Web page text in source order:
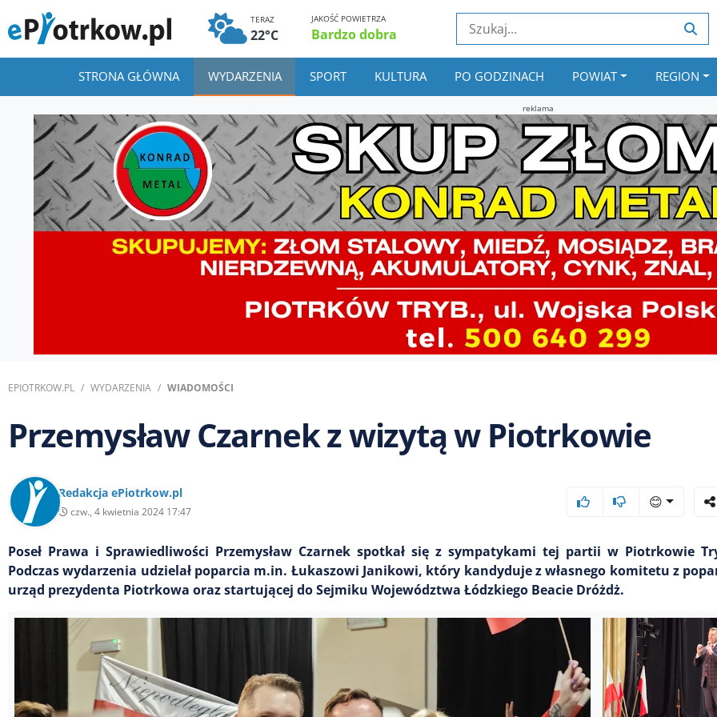
TERAZ
22°C
JAKOŚĆ POWIETRZA
Bardzo dobra
STRONA GŁÓWNA WYDARZENIA SPORT KULTURA PO GODZINACH POWIAT REGION
reklama
EPIOTRKOW.PL WYDARZENIA WIADOMOŚCI
Przemysław Czarnek z wizytą w Piotrkowie
Redakcja ePiotrkow.pl
czw., 4 kwietnia 2024 17:47
😊
Poseł Prawa i Sprawiedliwości Przemysław Czarnek spotkał się z sympatykami tej partii w Piotrkowie
Podczas wydarzenia udzielał poparcia m.in. Łukaszowi Janikowi, który kandyduje z własnego komitetu z
urząd prezydenta Piotrkowa oraz startującej do Sejmiku Województwa Łódzkiego Beacie Dróżdż.